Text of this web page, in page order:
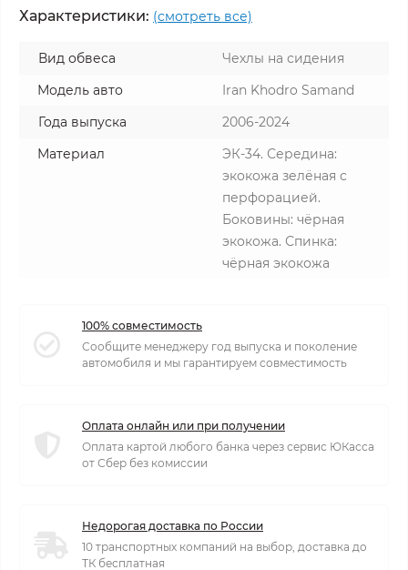
Характеристики: (смотреть все)
Вид обвеса
Чехлы на сидения
Модель авто
Iran Khodro Samand
Года выпуска
2006-2024
Материал
ЭК-34. Середина:
экокожа зелёная с
перфорацией.
Боковины: чёрная
экокожа. Спинка:
чёрная экокожа
100% совместимость
Сообщите менеджеру год выпуска и поколение
автомобиля и мы гарантируем совместимость
Оплата онлайн или при получении
Оплата картой любого банка через сервис ЮКасса
от Сбер без комиссии
Недорогая доставка по России
10 транспортных компаний на выбор, доставка до
ТК бесплатная